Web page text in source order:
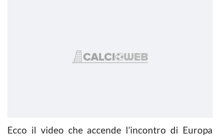
Ecco il video che accende l’incontro di Europa